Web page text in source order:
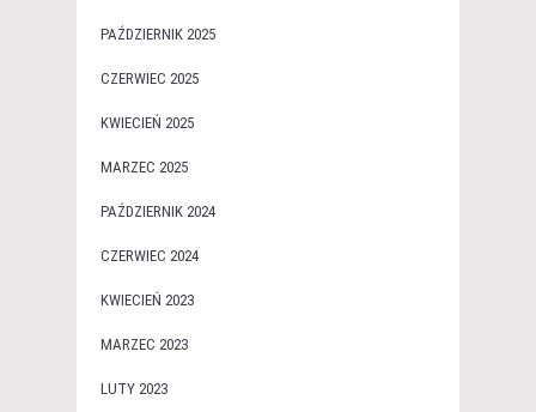
PAŹDZIERNIK 2025
CZERWIEC 2025
KWIECIEŃ 2025
MARZEC 2025
PAŹDZIERNIK 2024
CZERWIEC 2024
KWIECIEŃ 2023
MARZEC 2023
LUTY 2023